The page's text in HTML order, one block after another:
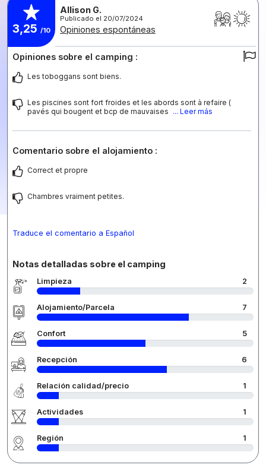
3,25 /10
Allison G.
Publicado el 20/07/2024
Opiniones espontáneas
Opiniones sobre el camping :
Les toboggans sont biens.
Les piscines sont fort froides et les abords sont à refaire (
pavés qui bougent et bcp de mauvaises ... Leer más
Comentario sobre el alojamiento :
Correct et propre
Chambres vraiment petites.
Traduce el comentario a Español
Notas detalladas sobre el camping
Limpieza 2
Alojamiento/Parcela 7
Confort 5
Recepción 6
Relación calidad/precio 1
Actividades 1
Región 1